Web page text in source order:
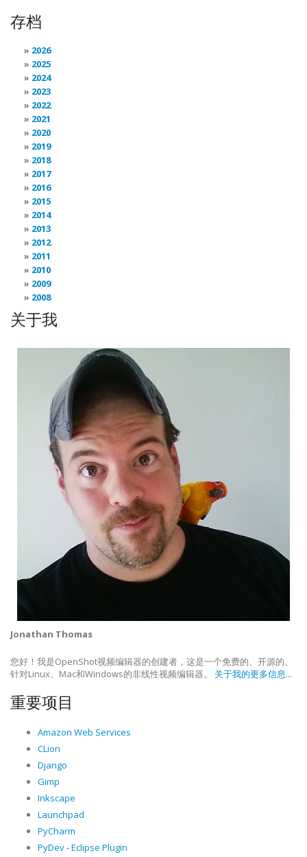
存档
2026
2025
2024
2023
2022
2021
2020
2019
2018
2017
2016
2015
2014
2013
2012
2011
2010
2009
2008
关于我
Jonathan Thomas
您好！我是OpenShot视频编辑器的创建者，这是一个免费的、开源的、
针对Linux、Mac和Windows的非线性视频编辑器。 关于我的更多信息...
重要项目
Amazon Web Services
CLion
Django
Gimp
Inkscape
Launchpad
PyCharm
PyDev - Eclipse Plugin